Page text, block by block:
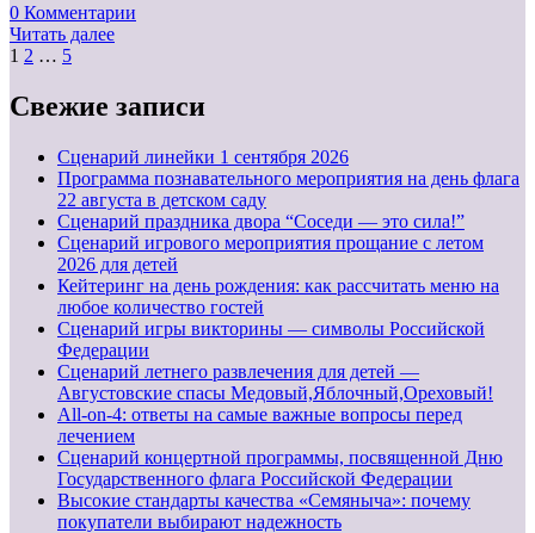
0 Комментарии
Читать далее
Пагинация
записей
1 2 … 5
Свежие записи
Cценарий линейки 1 сентября 2026
Программа познавательного мероприятия на день флага
22 августа в детском саду
Сценарий праздника двора “Соседи — это сила!”
Сценарий игрового мероприятия прощание с летом
2026 для детей
Кейтеринг на день рождения: как рассчитать меню на
любое количество гостей
Сценарий игры викторины — символы Российской
Федерации
Сценарий летнего развлечения для детей —
Августовские спасы Медовый,Яблочный,Ореховый!
All-on-4: ответы на самые важные вопросы перед
лечением
Сценарий концертной программы, посвященной Дню
Государственного флага Российской Федерации
Высокие стандарты качества «Семяныча»: почему
покупатели выбирают надежность